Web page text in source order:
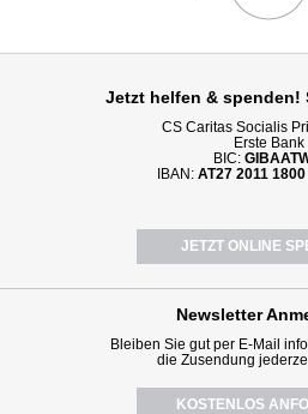
Jetzt helfen & spenden!
CS Caritas Socialis
Erste Bank
BIC:
IBAN: AT27 2011
JETZT ONLINE
Newsletter
Bleiben Sie gut per E-Mail
die Zusendung
KOSTENLOS